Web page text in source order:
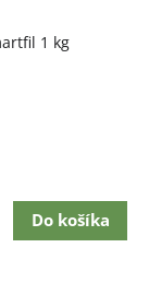
1 kg
Do košíka